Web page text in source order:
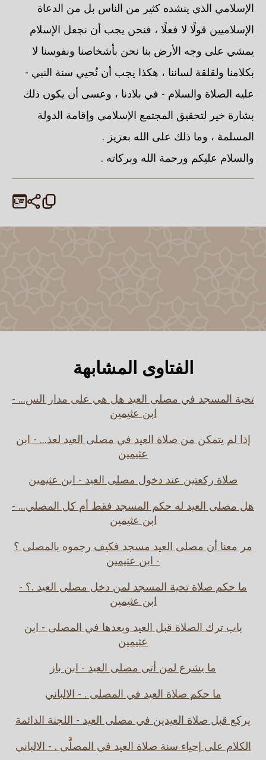
الإسلامي الذي ينشده كثير من الناس بل من الدعاة
الإسلاميين قولًا لا فعلًا ، فنحن يجب أن نجعل الإسلام
يمشي على وجه الأرض بنا نحن بأشخاصنا ونفوسنا لا
بكلامنا ولقلقة لساننا ، هكذا يجب أن نُحيي سنة النبي -
عليه الصلاة والسلام - في بلادنا ، وعسى أن يكون ذلك
بشارة خير لتحقيق المجتمع الإسلامي وإقامة الدولة
المسلمة ، وما ذلك على الله بعزيز .
والسلام عليكم ورحمة الله وبركاته .
الفتاوى المشابهة
تحية المسجد في مصلى العيد هل هي على مدار الس... -
ابن عثيمين
إذا لم يتمكن من صلاة العيد في مصلى العيد لعذ... - ابن
عثيمين
صلاة ركعتين عند دخول مصلى العيد - ابن عثيمين
هل مصلى العيد له حكم المسجد فقط أم كل المصلي... -
ابن عثيمين
مر معنا أن مصلى العيد مسجد فكيف رجموه بالمصلى ؟
- ابن عثيمين
ما حكم صلاة تحية المسجد لمن دخل مصلى العيد .؟ -
ابن عثيمين
باب ترك الصلاة قبل العيد وبعدها في المصلى - ابن
عثيمين
ما يشرع لمن أتى مصلى العيد - ابن باز
ما حكم صلاة العيد في المصلى . - الالباني
يركع قبل صلاة العيدين في مصلى العيد - اللجنة الدائمة
الكلام على إحياء سنة صلاة العيد في المصلَّى . - الالباني